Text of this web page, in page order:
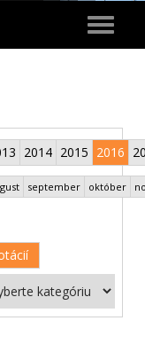
Toggle
2014 2015 2016
september október